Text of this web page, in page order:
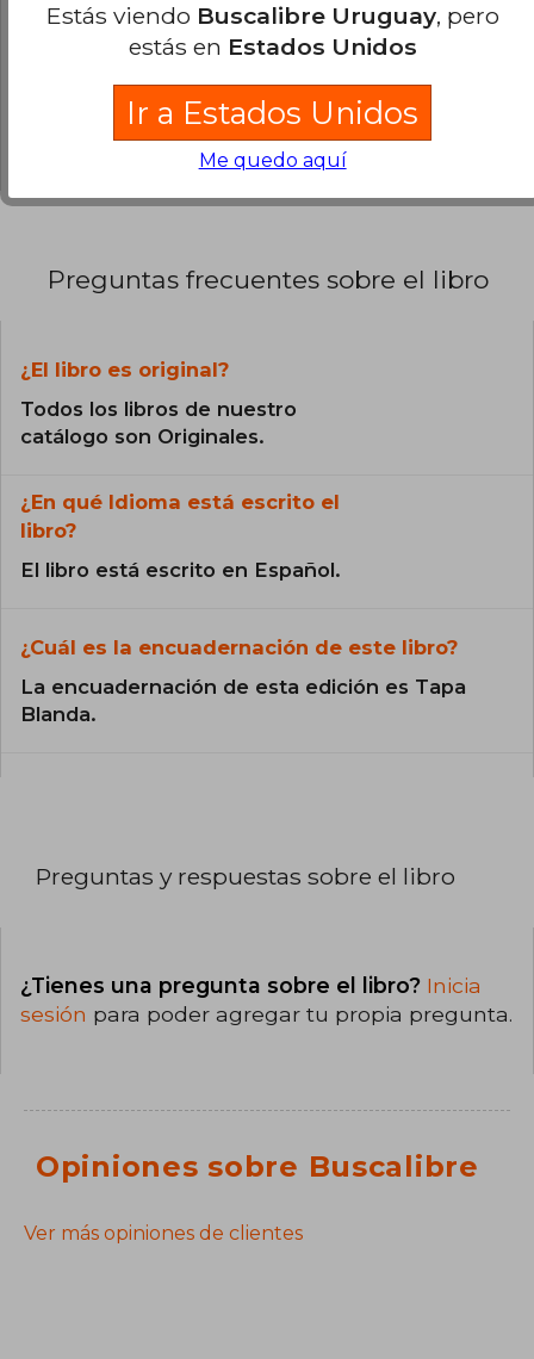
0% (0)
0% (0)
0% (0)
Preguntas frecuentes sobre el libro
¿El libro es original?
Todos los libros de nuestro
catálogo son Originales.
¿En qué Idioma está escrito el
libro?
El libro está escrito en Español.
¿Cuál es la encuadernación de este libro?
La encuadernación de esta edición es Tapa
Blanda.
Preguntas y respuestas sobre el libro
¿Tienes una pregunta sobre el libro? Inicia
sesión para poder agregar tu propia pregunta.
Opiniones sobre Buscalibre
Ver más opiniones de clientes
Estás viendo Buscalibre Uruguay, pero
estás en Estados Unidos
Ir a Estados Unidos
Me quedo aquí